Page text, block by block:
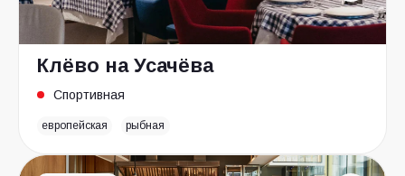
Клёво на Усачёва
Спортивная
европейская рыбная